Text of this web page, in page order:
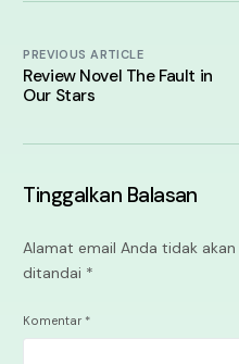
PREVIOUS ARTICLE
Review Novel The Fault in
Our Stars
Tinggalkan Balasan
Alamat email Anda tidak
ditandai *
Komentar *